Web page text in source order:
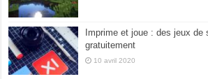
Imprime et joue : des jeux de
gratuitement
10 avril 2020